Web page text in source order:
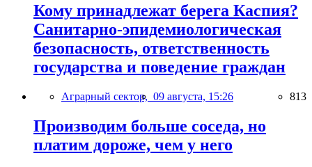
Кому принадлежат берега Каспия?
Санитарно-эпидемиологическая
безопасность, ответственность
государства и поведение граждан
Аграрный сектор, 09 августа, 15:26 813
Производим больше соседа, но
платим дороже, чем у него